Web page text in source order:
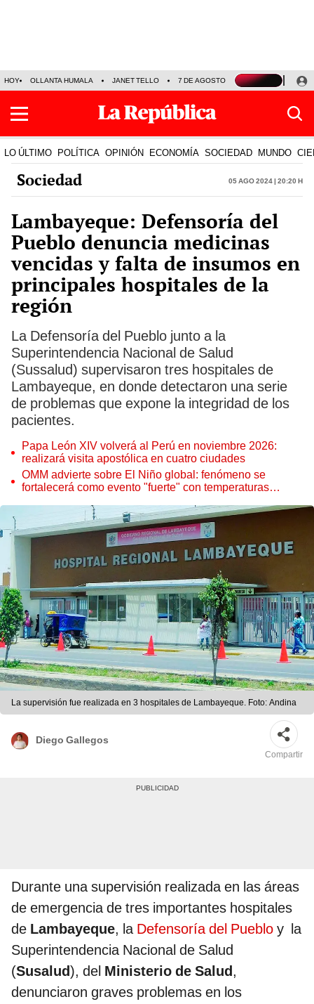
HOY OLLANTA HUMALA JANET TELLO 7 DE AGOSTO TINKA RESULTADOS
LO ÚLTIMO POLÍTICA OPINIÓN ECONOMÍA SOCIEDAD MUNDO
Sociedad 05 Ago 2024 | 20:20 h
Lambayeque: Defensoría del
Pueblo denuncia medicinas
vencidas y falta de insumos en
principales hospitales de la
región
La Defensoría del Pueblo junto a la
Superintendencia Nacional de Salud
(Sussalud) supervisaron tres hospitales de
Lambayeque, en donde detectaron una serie
de problemas que expone la integridad de los
pacientes.
Papa León XIV volverá al Perú en noviembre 2026:
realizará visita apostólica en cuatro ciudades
OMM advierte sobre El Niño global: fenómeno se
fortalecerá como evento "fuerte" con temperaturas
La supervisión fue realizada en 3 hospitales de Lambayeque. Foto: Andina
Diego Gallegos
Compartir
Durante una supervisión realizada en las áreas
de emergencia de tres importantes hospitales
de Lambayeque, la Defensoría del Pueblo y la
Superintendencia Nacional de Salud
(Susalud), del Ministerio de Salud,
denunciaron graves problemas en los